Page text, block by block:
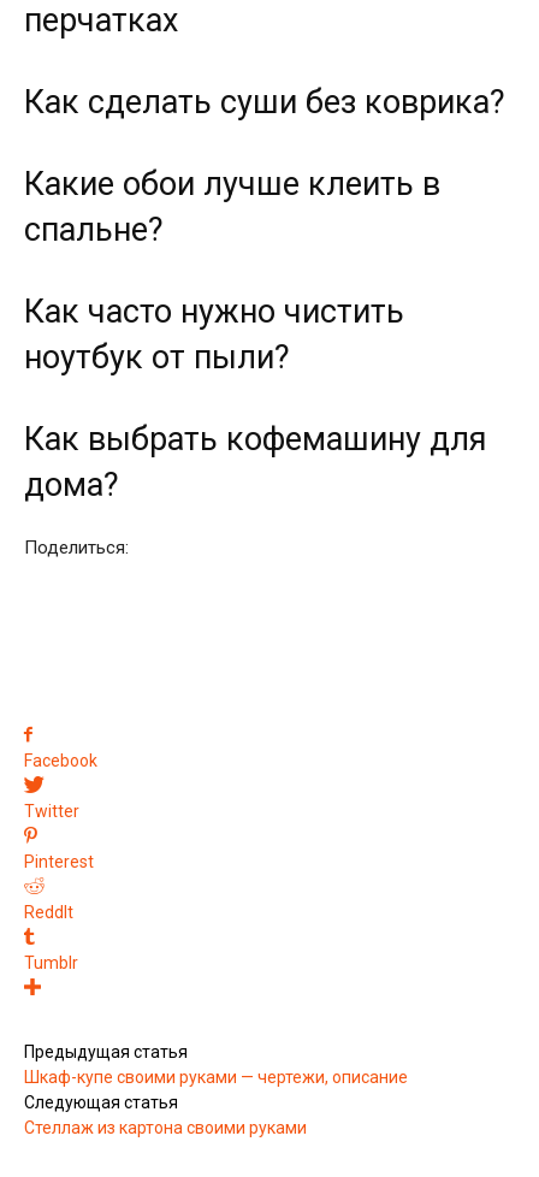
перчатках
Как сделать суши без коврика?
Какие обои лучше клеить в
спальне?
Как часто нужно чистить
ноутбук от пыли?
Как выбрать кофемашину для
дома?
Поделиться:
Facebook
Twitter
Pinterest
ReddIt
Tumblr
Предыдущая статья
Шкаф-купе своими руками — чертежи, описание
Следующая статья
Стеллаж из картона своими руками